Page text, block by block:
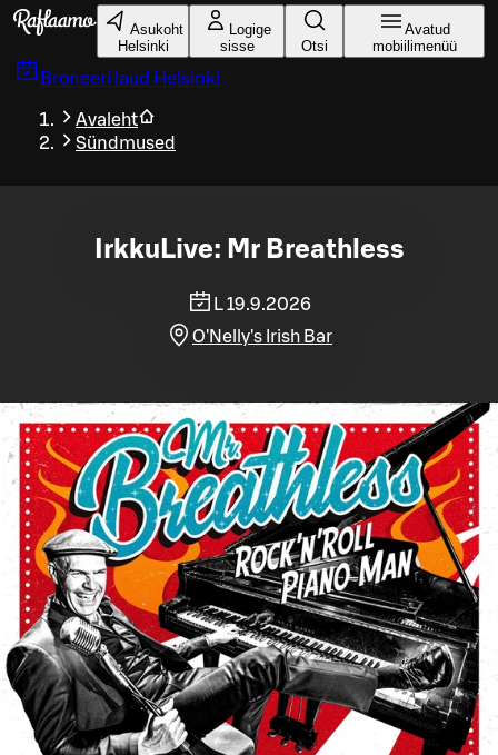
Liigu peamise sisu juurde
Asukoht
Helsinki
Logige
sisse
Otsi
Avatud
mobiilimenüü
Broneeri laud Helsinki
Avaleht
Sündmused
IrkkuLive: Mr Breathless
L 19.9.2026
O'Nelly's Irish Bar